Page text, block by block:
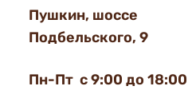
Пушкин, шоссе
Подбельского, 9
Пн-Пт с 9:00 до 18:00